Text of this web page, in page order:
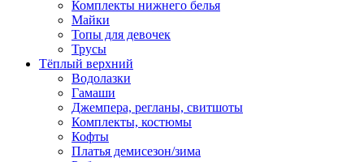
Комплекты нижнего белья
Майки
Топы для девочек
Трусы
Тёплый верхний
Водолазки
Гамаши
Джемпера, регланы, свитшоты
Комплекты, костюмы
Кофты
Платья демисезон/зима